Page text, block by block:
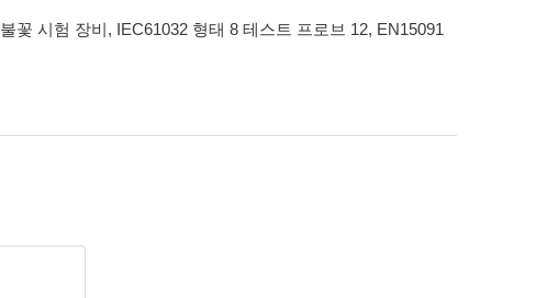
불꽃 시험 장비, IEC61032 형태 8 테스트 프로브 12, EN15091